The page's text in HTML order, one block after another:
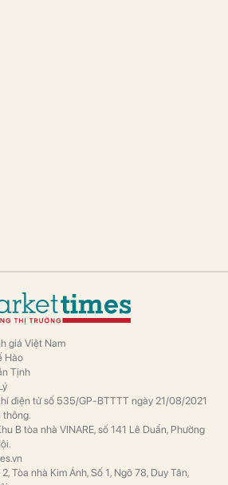
giá Việt Nam
Hào
Tịnh
điện tử số 535/GP-BTTTT ngày 21/08/2021
thông.
B tòa nhà VINARE, số 141 Lê Duẩn, Phường
Tòa nhà Kim Ánh, Số 1, Ngõ 78, Duy Tân,